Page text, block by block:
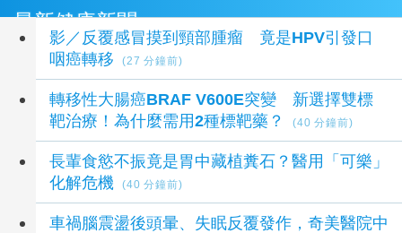
最新健康新聞
影／反覆感冒摸到頸部腫瘤 竟是HPV引發口
咽癌轉移
(27 分鐘前)
轉移性大腸癌BRAF V600E突變 新選擇雙標
靶治療！為什麼需用2種標靶藥？
(40 分鐘前)
長輩食慾不振竟是胃中藏植糞石？醫用「可樂」
化解危機
(40 分鐘前)
車禍腦震盪後頭暈、失眠反覆發作，奇美醫院中